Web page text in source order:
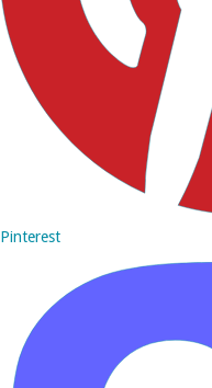
Pinterest